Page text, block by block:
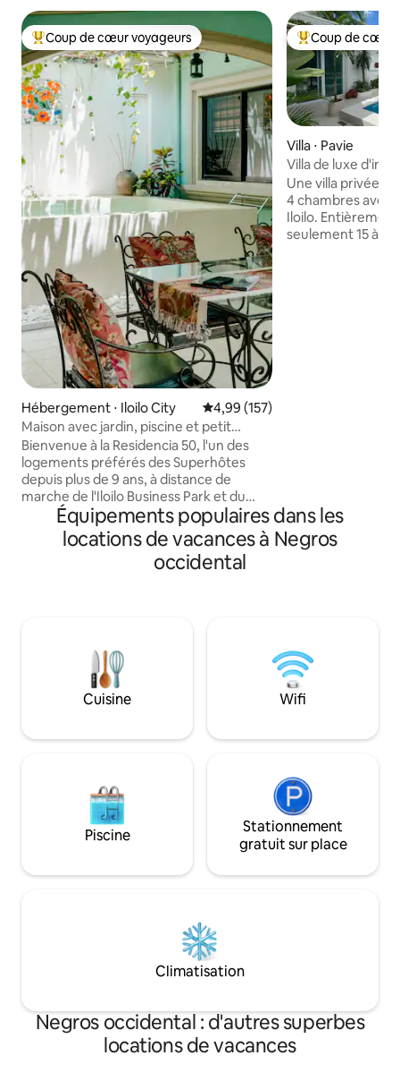
Coups de cœur voyageurs les plus appréciés
Coup de cœur voyageurs
Hébergement ⋅ Iloilo City Évaluation moyenne sur la
4,99 (157)
Maison avec jardin, piscine et petit
déjeuner près de Megaworld
Bienvenue à la Residencia 50, l'un des
logements préférés des Superhôtes
depuis plus de 9 ans, à distance de
marche de l'Iloilo Business Park et du
centre commercial Festive Walk, et juste
en face de l'Iloilo Supermart. Que vous
assistiez à un événement au Iloilo
Convention Center, que vous rendiez
fraîchement préparé, profitez d'une
matinée tranquille dans le jardin, passez
l'après-midi à explorer la ville d'Iloilo et
revenez pour un plongeon relaxant dans
Coups de cœur
Coup de cœur
Villa ⋅ Pavie
Villa de luxe
piscine privée •
Une villa privée
4 chambres avec
Iloilo.
seulement 15 à
Équipements populaires dans les
locations de vacances à Negros
occidental
Cuisine Wifi
Piscine
Stationnement
gratuit sur place
Climatisation
Negros occidental : d'autres superbes
locations de vacances